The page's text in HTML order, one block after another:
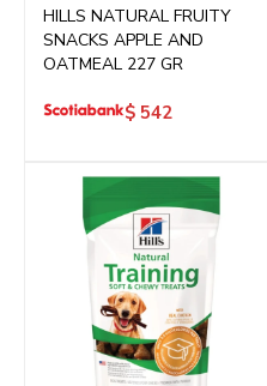
HILLS NATURAL FRUITY
SNACKS APPLE AND
OATMEAL 227 GR
$ 542